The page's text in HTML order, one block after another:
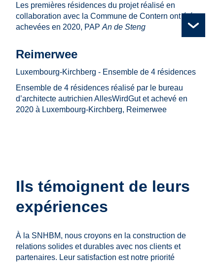
Les premières résidences du projet réalisé en
collaboration avec la Commune de Contern ont été
achevées en 2020, PAP An de Steng
© tschinkersten fotografie
© tschinkersten fotografie
Reimerwee
Luxembourg-Kirchberg - Ensemble de 4 résidences
Ensemble de 4 résidences réalisé par le bureau
d’architecte autrichien AllesWirdGut et achevé en
2020 à Luxembourg-Kirchberg, Reimerwee
Ils témoignent de leurs
expériences
À la SNHBM, nous croyons en la construction de
relations solides et durables avec nos clients et
partenaires. Leur satisfaction est notre priorité